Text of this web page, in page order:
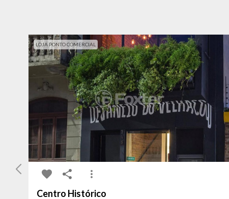
LOJA PONTO COMERCIAL
Centro Histórico